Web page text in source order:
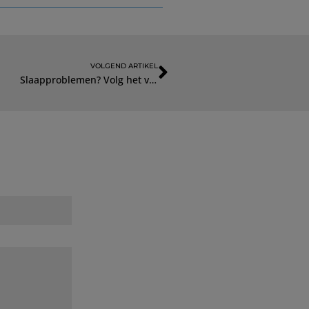
VOLGEND ARTIKEL
Slaapproblemen? Volg het voorbeeld van Lennard en houd het luchtig